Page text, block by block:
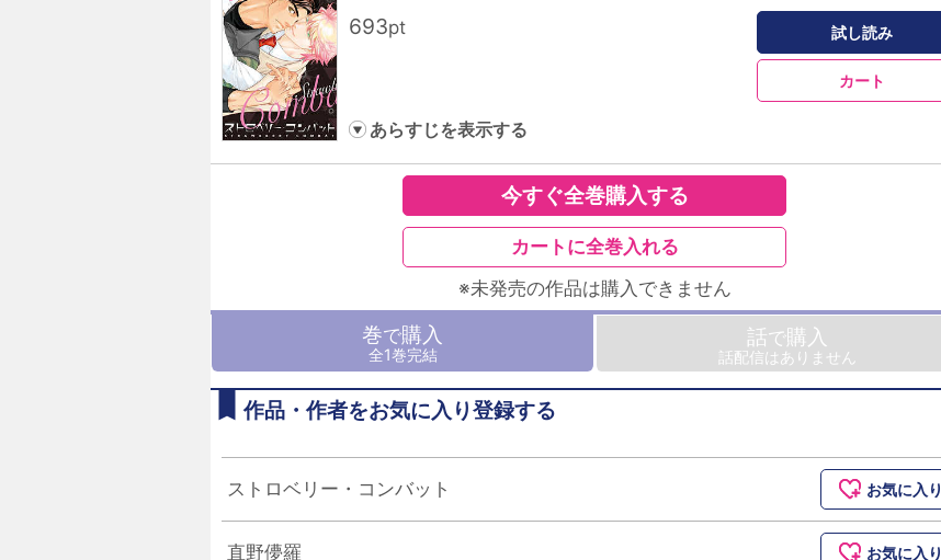
693pt 試し読み
カート
あらすじを表示する
今すぐ全巻購入する
カートに全巻入れる
※未発売の作品は購入できません
巻で購入
全1巻完結
話で購入
話配信はありません
作品・作者をお気に入り登録する
ストロベリー・コンバット お気に入り
直野儚羅 お気に入り